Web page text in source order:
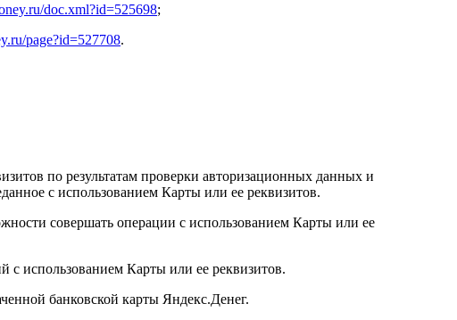
doc.xml?id=525698;
page?id=527708.
по результатам проверки авторизационных данных и
с использованием Карты или ее реквизитов.
совершать операции с использованием Карты или ее
использованием Карты или ее реквизитов.
банковской карты Яндекс.Денег.